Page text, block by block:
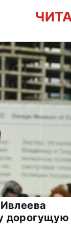
дорогущую